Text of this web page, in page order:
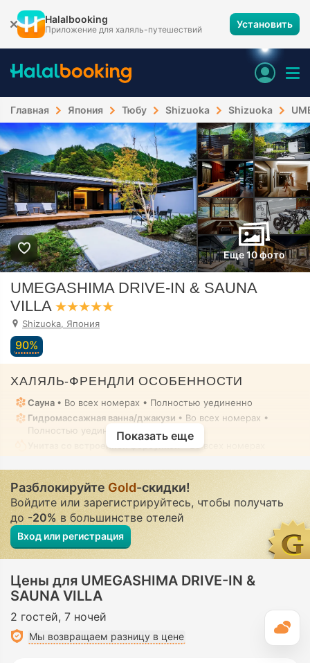
Halalbooking
Приложение для халяль-путешествий Установить
Главная Япония Тюбу Shizuoka Shizuoka
Еще 10 фото
UMEGASHIMA DRIVE-IN & SAUNA
VILLA
Shizuoka, Япония
90%
ХАЛЯЛЬ-ФРЕНДЛИ ОСОБЕННОСТИ
Сауна • Во всех номерах • Полностью уединенно
Гидромассажная ванна/джакузи • Во всех номерах •
Полностью уединенно
Унитаз со встроенной форсункой
• Во всех номерах
Показать еще
Разблокируйте Gold-скидки!
Войдите или зарегистрируйтесь, чтобы получать
до -20% в большинстве отелей
Вход или регистрация
Цены для UMEGASHIMA DRIVE-IN &
SAUNA VILLA
2 гостей 7 ночей
Мы возвращаем разницу в цене